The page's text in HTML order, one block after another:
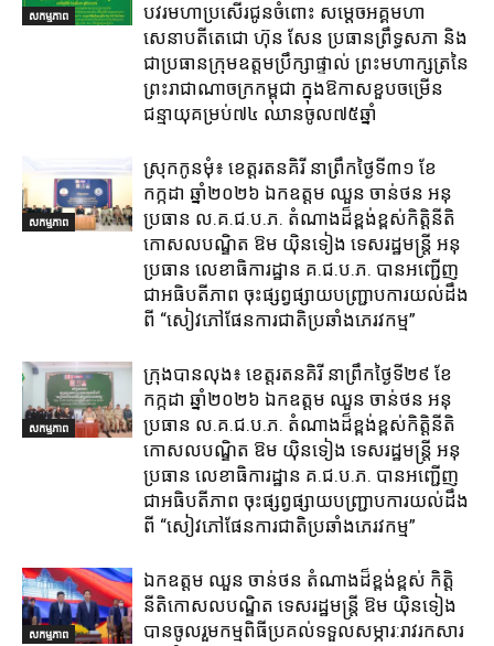
សកម្មភាព
បវរមហាប្រសើរជូនចំពោះ សម្តេចអគ្គមហា
សេនាបតីតេជោ ហ៊ុន សែន ប្រធានព្រឹទ្ធសភា និង
ជាប្រធានក្រុមឧត្តមប្រឹក្សាផ្ទាល់ ព្រះមហាក្សត្រនៃ
ព្រះរាជាណាចក្រកម្ពុជា ក្នុងឱកាសខួបចម្រើន
ជន្មាយុគម្រប់៧៤ ឈានចូល៧៥ឆ្នាំ
សកម្មភាព
ស្រុក​កូនមុំ៖ ខេត្ត​រតនគិរី​ នាព្រឹកថ្ងៃទី៣១​ ខែ
កក្កដា ឆ្នាំ២០២៦ ឯកឧត្តម​ ឈួន ចាន់ថន អនុ
ប្រធាន ល.គ.ជ.ប.ភ. តំណាង​ដ៏ខ្ពង់ខ្ពស់​កិត្តិនីតិ
កោសលបណ្ឌិត​ ឱម​ យ៉ិនទៀង​ ទេសរដ្ឋមន្រ្តី​ អនុ
ប្រធាន​ លេខាធិការ​ដ្ឋាន​ គ.ជ.ប.ភ​. បានអញ្ជើញ
ជាអធិបតីភាព​ ចុះផ្សព្វផ្សាយ​បញ្ជ្រាប​ការ​យល់​ដឹង​
ពី​ “សៀវភៅផែនការជាតិប្រឆាំងភេរវកម្ម”
សកម្មភាព
ក្រុង​បាន​លុង​៖ ខេត្ត​រតនគិរី​ នាព្រឹកថ្ងៃទី២៩ ខែ
កក្កដា ឆ្នាំ២០២៦ ឯកឧត្តម​ ឈួន ចាន់ថន អនុ
ប្រធាន ល.គ.ជ.ប.ភ. តំណាង​ដ៏ខ្ពង់ខ្ពស់​កិត្តិនីតិ
កោសលបណ្ឌិត​ ឱម​ យ៉ិនទៀង​ ទេសរដ្ឋមន្រ្តី​ អនុ
ប្រធាន​ លេខាធិការ​ដ្ឋាន​ គ.ជ.ប.ភ​. បានអញ្ជើញ
ជាអធិបតីភាព​ ចុះផ្សព្វផ្សាយ​បញ្ជ្រាប​ការ​យល់​ដឹង​
ពី​ “សៀវភៅផែនការជាតិប្រឆាំងភេរវកម្ម”
សកម្មភាព
ឯកឧត្តម ឈួន​ ចាន់ថន​ តំណាងដ៏ខ្ពង់ខ្ពស់ កិត្តិ
នីតិកោសលបណ្ឌិត ទេសរដ្ឋមន្ត្រី ឱម យ៉ិនទៀង
បានចូលរួមកម្មពិធីប្រគល់ទទួលសម្ភារ:​រាវរកសារ